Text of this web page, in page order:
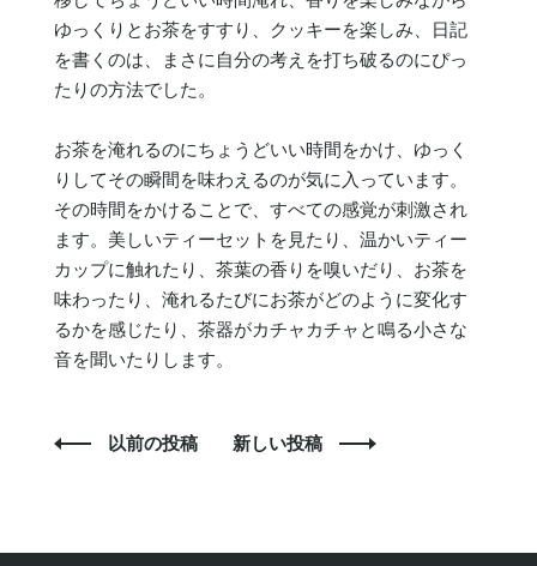
ゆっくりとお茶をすすり、クッキーを楽しみ、日記
を書くのは、まさに自分の考えを打ち破るのにぴっ
たりの方法でした。
お茶を淹れるのにちょうどいい時間をかけ、ゆっく
りしてその瞬間を味わえるのが気に入っています。
その時間をかけることで、すべての感覚が刺激され
ます。美しいティーセットを見たり、温かいティー
カップに触れたり、茶葉の香りを嗅いだり、お茶を
味わったり、淹れるたびにお茶がどのように変化す
るかを感じたり、茶器がカチャカチャと鳴る小さな
音を聞いたりします。
以前の投稿 新しい投稿